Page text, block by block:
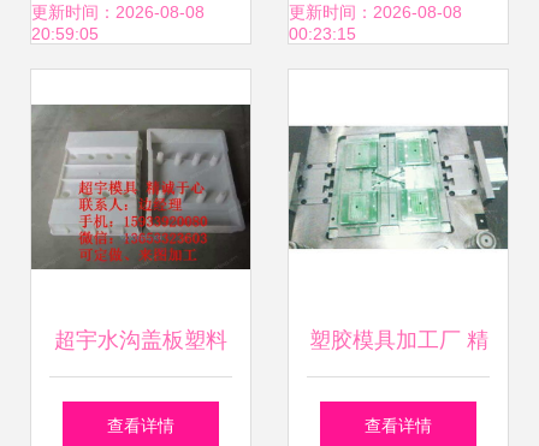
料模具的专业制造
更新时间：2026-08-08
20:59:05
生产与加工全解析
更新时间：2026-08-08
00:23:15
超宇水沟盖板塑料
模具 品质与创新的
查看详情
塑胶模具加工厂 精
密制造背后的技术
查看详情